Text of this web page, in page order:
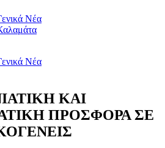
Νέα
Νέα
ΚΑΙ
ΠΡΟΣΦΟΡΑ ΣΕ